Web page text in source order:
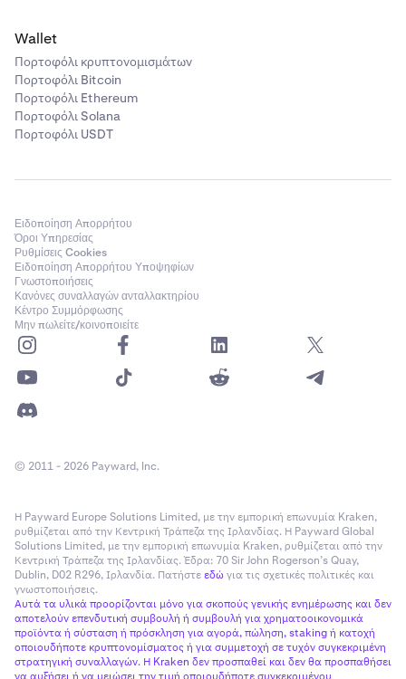
Wallet
Πορτοφόλι κρυπτονομισμάτων
Πορτοφόλι Bitcoin
Πορτοφόλι Ethereum
Πορτοφόλι Solana
Πορτοφόλι USDT
Ειδοποίηση Απορρήτου
Όροι Υπηρεσίας
Ρυθμίσεις Cookies
Ειδοποίηση Απορρήτου Υποψηφίων
Γνωστοποιήσεις
Κανόνες συναλλαγών ανταλλακτηρίου
Κέντρο Συμμόρφωσης
Μην πωλείτε/κοινοποιείτε
© 2011 - 2026 Payward, Inc.
Η Payward Europe Solutions Limited, με την εμπορική επωνυμία Kraken,
ρυθμίζεται από την Κεντρική Τράπεζα της Ιρλανδίας. Η Payward Global
Solutions Limited, με την εμπορική επωνυμία Kraken, ρυθμίζεται από την
Κεντρική Τράπεζα της Ιρλανδίας. Έδρα: 70 Sir John Rogerson’s Quay,
Dublin, D02 R296, Ιρλανδία. Πατήστεεδώγια τις σχετικές πολιτικές και
γνωστοποιήσεις.
Αυτά τα υλικά προορίζονται μόνο για σκοπούς γενικής ενημέρωσης και δεν
αποτελούν επενδυτική συμβουλή ή συμβουλή για χρηματοοικονομικά
προϊόντα ή σύσταση ή πρόσκληση για αγορά, πώληση, staking ή κατοχή
οποιουδήποτε κρυπτονομίσματος ή για συμμετοχή σε τυχόν συγκεκριμένη
στρατηγική συναλλαγών. Η Kraken δεν προσπαθεί και δεν θα προσπαθήσει